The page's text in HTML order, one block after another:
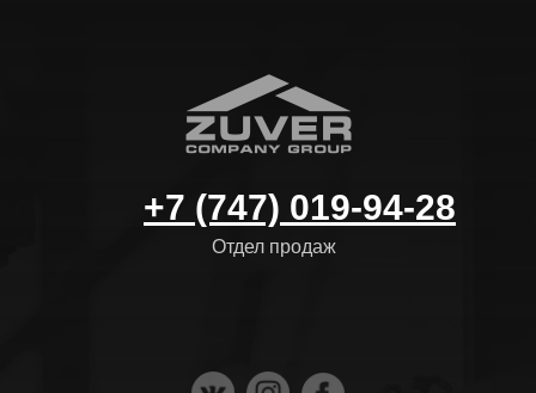
+7 (747) 019-94-28
Отдел продаж